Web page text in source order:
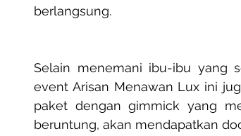
berlangsung.
Selain menemani ibu-ibu yang
event Arisan Menawan Lux ini
paket dengan gimmick yang
beruntung, akan mendapatkan